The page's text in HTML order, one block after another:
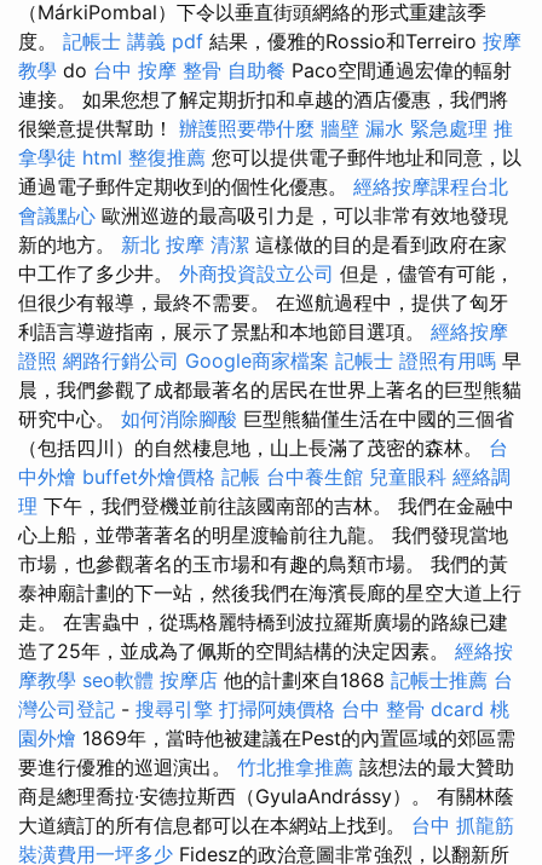
（MárkiPombal）下令以垂直街頭網絡的形式重建該季
度。 記帳士 講義 pdf 結果，優雅的Rossio和Terreiro 按摩
教學 do 台中 按摩 整骨 自助餐 Paco空間通過宏偉的輻射
連接。 如果您想了解定期折扣和卓越的酒店優惠，我們將
很樂意提供幫助！ 辦護照要帶什麼 牆壁 漏水 緊急處理 推
拿學徒 html 整復推薦 您可以提供電子郵件地址和同意，以
通過電子郵件定期收到的個性化優惠。 經絡按摩課程台北
會議點心 歐洲巡遊的最高吸引力是，可以非常有效地發現
新的地方。 新北 按摩 清潔 這樣做的目的是看到政府在家
中工作了多少井。 外商投資設立公司 但是，儘管有可能，
但很少有報導，最終不需要。 在巡航過程中，提供了匈牙
利語言導遊指南，展示了景點和本地節目選項。 經絡按摩
證照 網路行銷公司 Google商家檔案 記帳士 證照有用嗎 早
晨，我們參觀了成都最著名的居民在世界上著名的巨型熊貓
研究中心。 如何消除腳酸 巨型熊貓僅生活在中國的三個省
（包括四川）的自然棲息地，山上長滿了茂密的森林。 台
中外燴 buffet外燴價格 記帳 台中養生館 兒童眼科 經絡調
理 下午，我們登機並前往該國南部的吉林。 我們在金融中
心上船，並帶著著名的明星渡輪前往九龍。 我們發現當地
市場，也參觀著名的玉市場和有趣的鳥類市場。 我們的黃
泰神廟計劃的下一站，然後我們在海濱長廊的星空大道上行
走。 在害蟲中，從瑪格麗特橋到波拉羅斯廣場的路線已建
造了25年，並成為了佩斯的空間結構的決定因素。 經絡按
摩教學 seo軟體 按摩店 他的計劃來自1868 記帳士推薦 台
灣公司登記 - 搜尋引擎 打掃阿姨價格 台中 整骨 dcard 桃
園外燴 1869年，當時他被建議在Pest的內置區域的郊區需
要進行優雅的巡迴演出。 竹北推拿推薦 該想法的最大贊助
商是總理喬拉·安德拉斯西（GyulaAndrássy）。 有關林蔭
大道續訂的所有信息都可以在本網站上找到。 台中 抓龍筋
裝潢費用一坪多少 Fidesz的政治意圖非常強烈，以翻新所